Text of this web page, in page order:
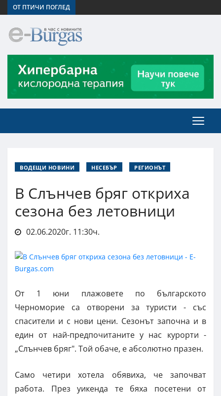
ОТ ПТИЧИ ПОГЛЕД
ВОДЕЩИ НОВИНИ НЕСЕБЪР РЕГИОНЪТ
В Слънчев бряг откриха
сезона без летовници
02.06.2020г. 11:30ч.
От 1 юни плажовете по българското
Черноморие са отворени за туристи - със
спасители и с нови цени. Сезонът започна и в
един от най-предпочитаните у нас курорти -
„Слънчев бряг". Той обаче, е абсолютно празен.
Само четири хотела обявиха, че започват
работа. През уикенда те бяха посетени от